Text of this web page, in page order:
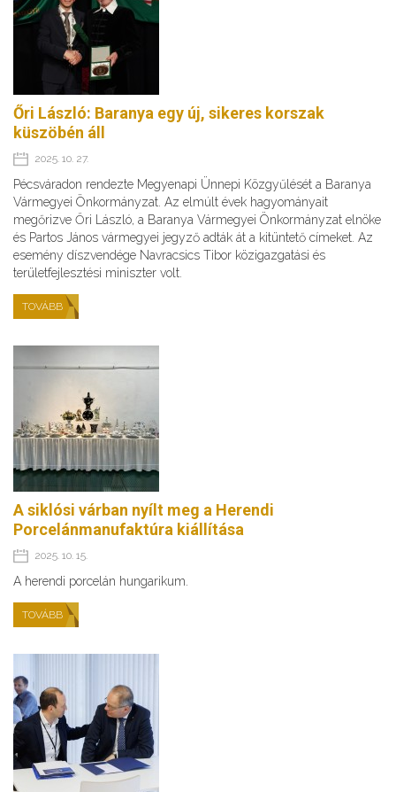
Őri László: Baranya egy új, sikeres korszak
küszöbén áll
2025. 10. 27.
Pécsváradon rendezte Megyenapi Ünnepi Közgyűlését a Baranya
Vármegyei Önkormányzat. Az elmúlt évek hagyományait
megőrizve Őri László, a Baranya Vármegyei Önkormányzat elnöke
és Partos János vármegyei jegyző adták át a kitüntető címeket. Az
esemény díszvendége Navracsics Tibor közigazgatási és
területfejlesztési miniszter volt.
TOVÁBB
A siklósi várban nyílt meg a Herendi
Porcelánmanufaktúra kiállítása
2025. 10. 15.
A herendi porcelán hungarikum.
TOVÁBB